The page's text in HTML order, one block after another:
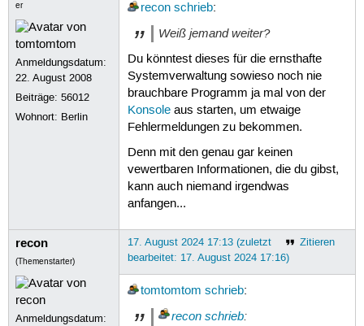
er
Anmeldungsdatum:
22. August 2008
Beiträge:56012
Wohnort: Berlin
recon schrieb:
Weiß jemand weiter?
Du könntest dieses für die ernsthafte
Systemverwaltung sowieso noch nie
brauchbare Programm ja mal von der
Konsoleaus starten, um etwaige
Fehlermeldungen zu bekommen.
Denn mit den genau gar keinen
vewertbaren Informationen, die du gibst,
kann auch niemand irgendwas
anfangen...
recon
(Themenstarter)
Anmeldungsdatum:
Zitieren
17. August 2024 17:13 (zuletzt
bearbeitet: 17. August 2024 17:16)
tomtomtom schrieb:
recon schrieb: